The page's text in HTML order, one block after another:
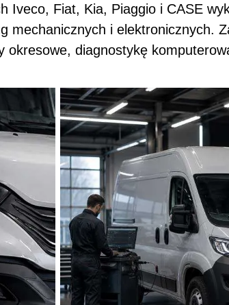
Iveco, Fiat, Kia, Piaggio i CASE
mechanicznych i
okresowe, diagnostykę